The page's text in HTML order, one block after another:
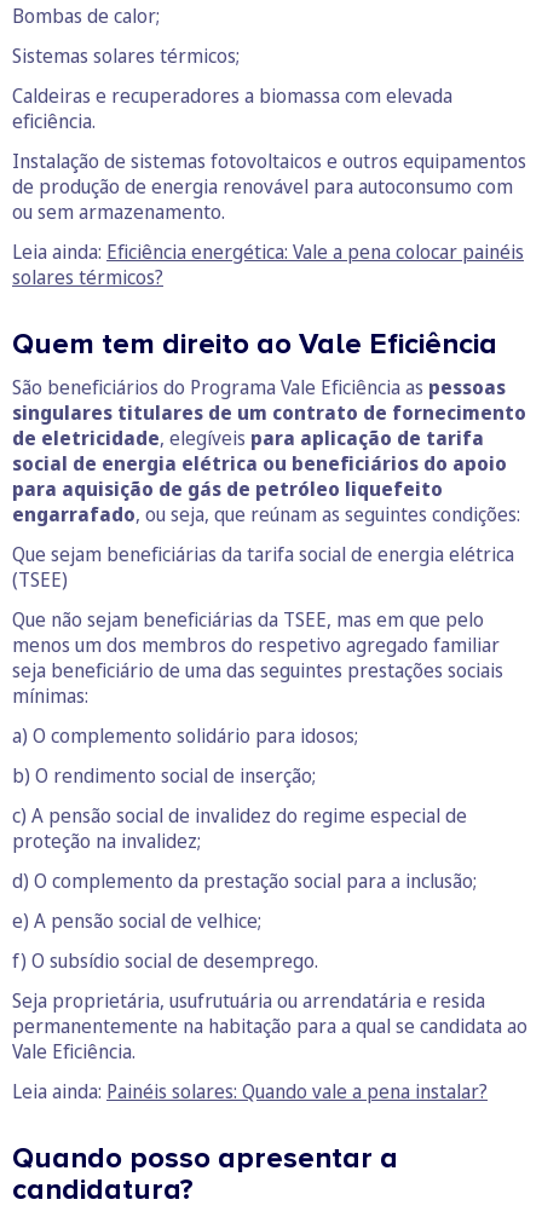
Bombas de calor;
Sistemas solares térmicos;
Caldeiras e recuperadores a biomassa com elevada
eficiência.
Instalação de sistemas fotovoltaicos e outros equipamentos
de produção de energia renovável para autoconsumo com
ou sem armazenamento.
Leia ainda: Eficiência energética: Vale a pena colocar painéis
solares térmicos?
Quem tem direito ao Vale Eficiência
São beneficiários do Programa Vale Eficiência as pessoas
singulares titulares de um contrato de fornecimento
de eletricidade, elegíveis para aplicação de tarifa
social de energia elétrica ou beneficiários do apoio
para aquisição de gás de petróleo liquefeito
engarrafado, ou seja, que reúnam as seguintes condições:
Que sejam beneficiárias da tarifa social de energia elétrica
(TSEE)
Que não sejam beneficiárias da TSEE, mas em que pelo
menos um dos membros do respetivo agregado familiar
seja beneficiário de uma das seguintes prestações sociais
mínimas:
a) O complemento solidário para idosos;
b) O rendimento social de inserção;
c) A pensão social de invalidez do regime especial de
proteção na invalidez;
d) O complemento da prestação social para a inclusão;
e) A pensão social de velhice;
f) O subsídio social de desemprego.
Seja proprietária, usufrutuária ou arrendatária e resida
permanentemente na habitação para a qual se candidata ao
Vale Eficiência.
Leia ainda: Painéis solares: Quando vale a pena instalar?
Quando posso apresentar a
candidatura?